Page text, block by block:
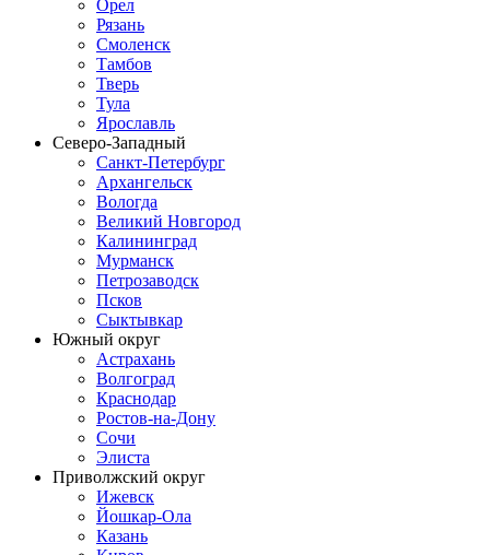
Орел
Рязань
Смоленск
Тамбов
Тверь
Тула
Ярославль
Северо-Западный
Санкт-Петербург
Архангельск
Вологда
Великий Новгород
Калининград
Мурманск
Петрозаводск
Псков
Сыктывкар
Южный округ
Астрахань
Волгоград
Краснодар
Ростов-на-Дону
Сочи
Элиста
Приволжский округ
Ижевск
Йошкар-Ола
Казань